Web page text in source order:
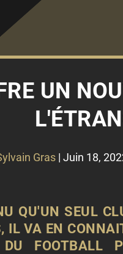
UN
Gras | Juin 18,
QU'UN SEUL
VA EN
FOOTBALL